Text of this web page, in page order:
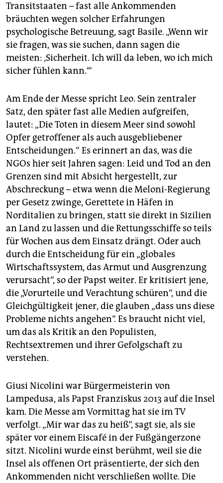
Transitstaaten – fast alle Ankommenden
bräuchten wegen solcher Erfahrungen
psychologische Betreuung, sagt Basile. „Wenn wir
sie fragen, was sie suchen, dann sagen die
meisten: ‚Sicherheit. Ich will da leben, wo ich mich
sicher fühlen kann.‘“
Am Ende der Messe spricht Leo. Sein zentraler
Satz, den später fast alle Medien aufgreifen,
lautet: „Die Toten in diesem Meer sind sowohl
Opfer getroffener als auch ausgebliebener
Entscheidungen.“ Es erinnert an das, was die
NGOs hier seit Jahren sagen: Leid und Tod an den
Grenzen sind mit Absicht hergestellt, zur
Abschreckung – etwa wenn die Meloni-Regierung
per Gesetz zwinge, Gerettete in Häfen in
Norditalien zu bringen, statt sie direkt in Sizilien
an Land zu lassen und die Rettungsschiffe so teils
für Wochen aus dem Einsatz drängt. Oder auch
durch die Entscheidung für ein „globales
Wirtschaftssystem, das Armut und Ausgrenzung
verursacht“, so der Papst weiter. Er kritisiert jene,
die „Vorurteile und Verachtung schüren“, und die
Gleichgültigkeit jener, die glauben „dass uns diese
Probleme nichts angehen“. Es braucht nicht viel,
um das als Kritik an den Populisten,
Rechtsextremen und ihrer Gefolgschaft zu
verstehen.
Giusi Nicolini war Bürgermeisterin von
Lampedusa, als Papst Franziskus 2013 auf die Insel
kam. Die Messe am Vormittag hat sie im TV
verfolgt. „Mir war das zu heiß“, sagt sie, als sie
später vor einem Eiscafé in der Fußgängerzone
sitzt. Nicolini wurde einst berühmt, weil sie die
Insel als offenen Ort präsentierte, der sich den
Ankommenden nicht verschließen wollte. Die